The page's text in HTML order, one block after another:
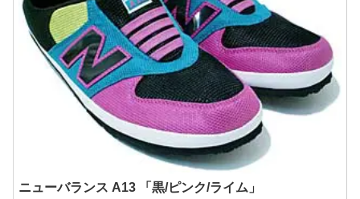
ニューバランス A13 「黒/ピンク/ライム」